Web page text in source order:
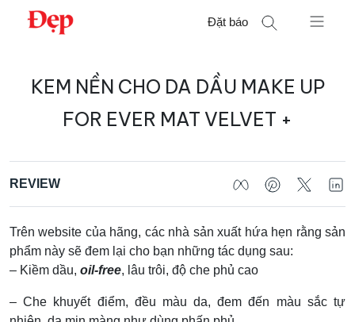
Chuyển
Đặt báo
kiếm
KEM NỀN CHO DA DẦU MAKE UP
FOR EVER MAT VELVET +
REVIEW
Trên website của hãng, các nhà sản xuất hứa hẹn rằng sản
phẩm này sẽ đem lại cho bạn những tác dụng sau:
– Kiềm dầu, oil-free, lâu trôi, độ che phủ cao
– Che khuyết điểm, đều màu da, đem đến màu sắc tự